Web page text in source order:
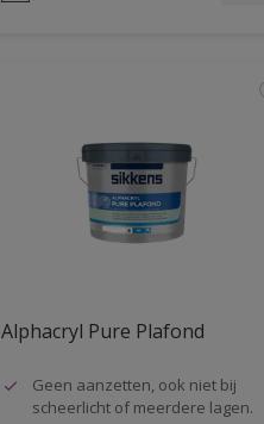
Alphacryl Pure Plafond
Geen aanzetten, ook niet bij
scheerlicht of meerdere lagen.